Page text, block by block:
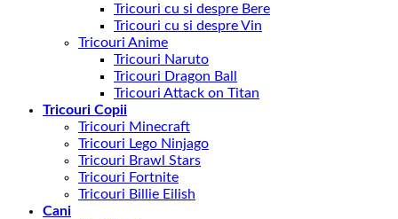
Tricouri cu si despre Bere
Tricouri cu si despre Vin
Tricouri Anime
Tricouri Naruto
Tricouri Dragon Ball
Tricouri Attack on Titan
Tricouri Copii
Tricouri Minecraft
Tricouri Lego Ninjago
Tricouri Brawl Stars
Tricouri Fortnite
Tricouri Billie Eilish
Cani